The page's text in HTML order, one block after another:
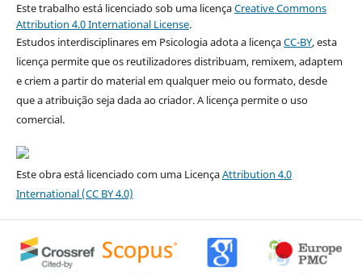
Este trabalho está licenciado sob uma licençaCreative Commons
Attribution 4.0 International License.
Estudos interdisciplinares em Psicologia adota a licençaCC-BY, esta
licença permite que os reutilizadores distribuam, remixem, adaptem
e criem a partir do material em qualquer meio ou formato, desde
que a atribuição seja dada ao criador. A licença permite o uso
comercial.
Este obra está licenciado com uma LicençaAttribution 4.0
International(CC BY 4.0)